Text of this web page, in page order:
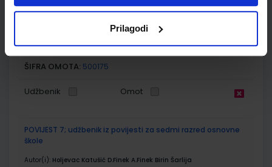
Prilagodi
Nakladnik:ŠKOLSKA KNJIGA d.d.
Registarski broj ministarstva:
SKU: CIJENA:
ŠIFRA OMOTA: 500175
Udžbenik Omot
POVIJEST 7; udžbenik iz povijesti za sedmi razred osnovne
škole
Autor(i): Holjevac Katušić D.Finek A.Finek Birin Šarlija